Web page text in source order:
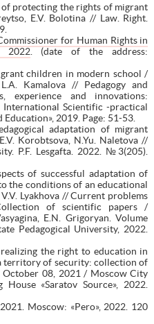
of protecting the rights of migrant
E.V. Bolotina // Law. Right.
for Human Rights in
2022. (date of the address:
children in modern school /
Kamalova // Pedagogy and
experience and innovations:
Scientific -practical
2019. Page: 51-53.
adaptation of migrant
Korobtsova, N.Yu. Naletova //
P.F. Lesgafta. 2022. №3(205).
of successful adaptation of
the conditions of an educational
Lyakhova // Current problems
of scientific papers /
E.N. Grigoryan. Volume
Pedagogical University, 2022.
the right to education in
territory of security: collection of
October 08, 2021 / Moscow City
«Saratov Source», 2022.
Moscow: «Pero», 2022. 120